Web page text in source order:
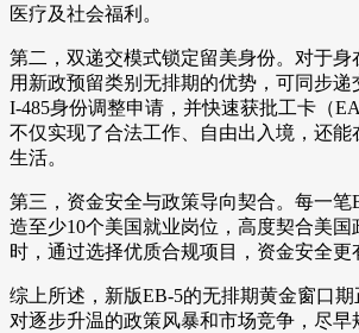
医疗及社会福利。
第二，双递交模式锁定留美身份。对于身
用新政预留类别无排期的优势，可同步递
I-485身份调整申请，并快速获批工卡（
不仅实现了合法工作、自由出入境，还能
生活。
第三，资金安全与政策导向契合。每一笔
造至少10个美国就业岗位，高度契合美国
时，通过选择优质合规项目，资金安全更
综上所述，新版EB-5的无排期黄金窗口
对逐步升温的政策风暴和市场竞争，尽早